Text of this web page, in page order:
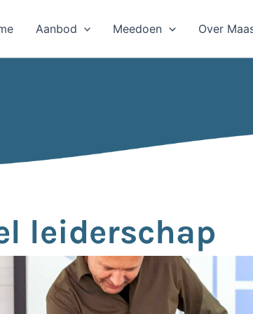
Aanbod Meedoen Over
leiderschap